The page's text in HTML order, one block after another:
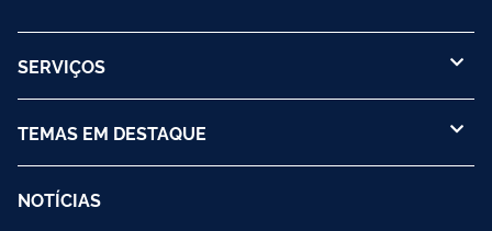
SERVIÇOS
TEMAS EM DESTAQUE
NOTÍCIAS